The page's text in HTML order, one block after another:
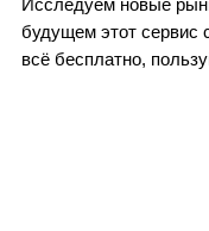
Исследуем новые
будущем этот сервис
всё бесплатно,